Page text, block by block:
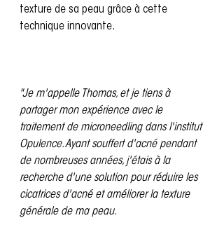
texture de sa peau grâce à cette
technique innovante.
"Je m'appelle Thomas, et je tiens à
partager mon expérience avec le
traitement de microneedling dans l'institut
Opulence. Ayant souffert d'acné pendant
de nombreuses années, j'étais à la
recherche d'une solution pour réduire les
cicatrices d'acné et améliorer la texture
générale de ma peau.